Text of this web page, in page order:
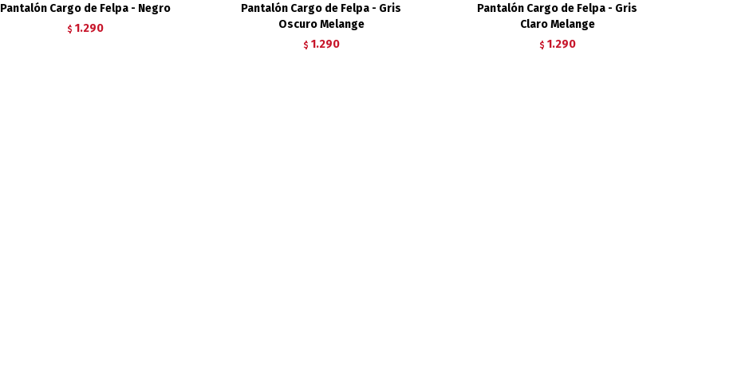
Pantalón Cargo de Felpa - Negro
$ 1.290
Pantalón Cargo de Felpa - Gris
Oscuro Melange
$ 1.290
Pantalón Cargo de Felpa - Gris
Claro Melange
$ 1.290